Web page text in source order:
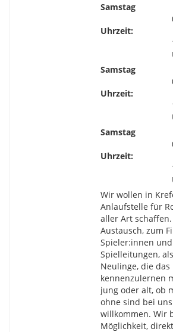
Samstag
Uhrzeit:
Samstag
Uhrzeit:
Samstag
Uhrzeit:
Wir wollen in
Anlaufstelle für
aller Art
Austausch, zum
Spieler:innen
Spielleitungen,
Neulinge, die das
kennenzulernen
jung oder alt, ob
ohne sind bei
willkommen. Wir
Möglichkeit,